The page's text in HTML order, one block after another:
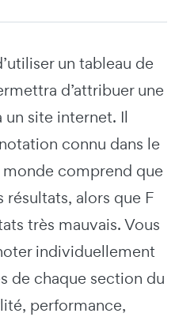
un tableau de
d’attribuer une
site internet. Il
connu dans le
comprend que
alors que F
très mauvais. Vous
individuellement
de chaque section du
performance,